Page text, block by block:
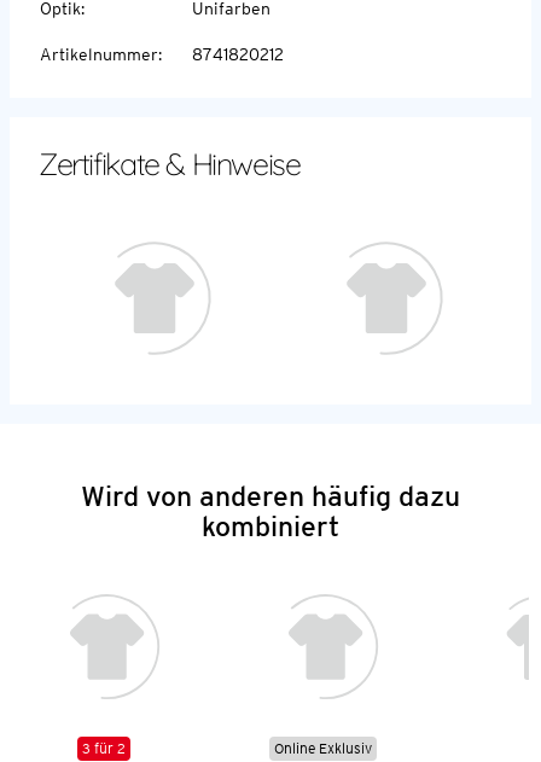
Optik: Unifarben
Artikelnummer: 8741820212
Zertifikate & Hinweise
Wird von anderen häufig dazu
kombiniert
3 für 2
Online Exklusiv